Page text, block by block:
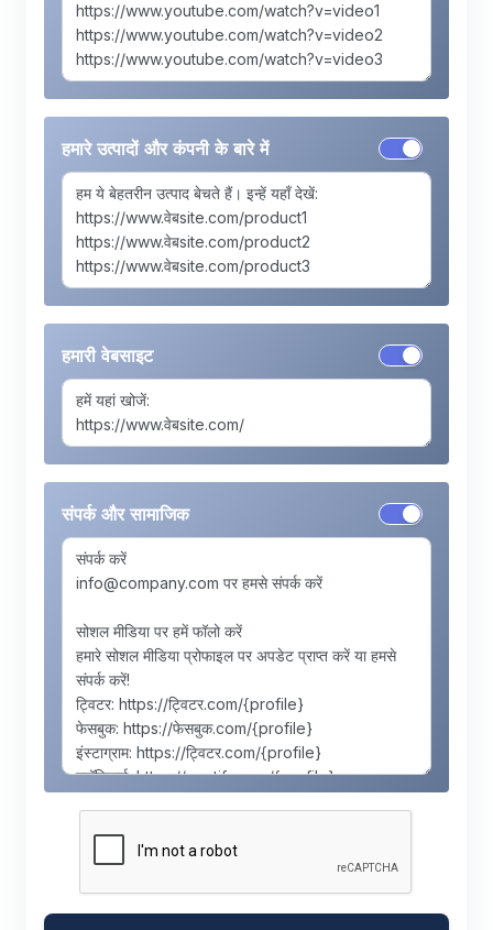
हमारे उत्पादों और कंपनी के बारे में
हमारी वेबसाइट
संपर्क और सामाजिक